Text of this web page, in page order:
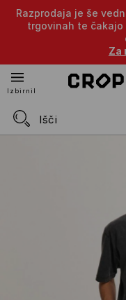
Razprodaja je še
trgovinah te
Za
Izbirnik